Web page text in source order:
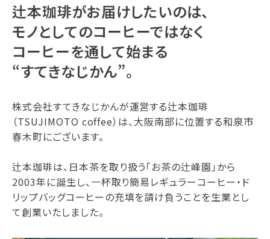
辻本珈琲がお届けしたいのは、
モノとしてのコーヒーではなく
コーヒーを通して始まる
“すてきなじかん”。
株式会社すてきなじかんが運営する辻本珈琲
（TSUJIMOTO coffee）は、大阪南部に位置する和泉市
春木町にございます。
辻本珈琲は、日本茶を取り扱う「お茶の辻峰園」から
2003年に誕生し、一杯取り簡易レギュラーコーヒー・ド
リップバッグコーヒーの充填を請け負うことを生業とし
て創業いたしました。